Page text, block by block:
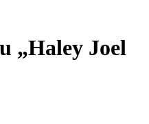
„Haley Joel